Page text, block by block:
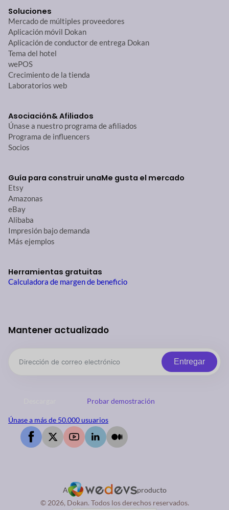
Soluciones
Mercado de múltiples proveedores
Aplicación móvil Dokan
Aplicación de conductor de entrega Dokan
Tema del hotel
wePOS
Crecimiento de la tienda
Laboratorios web
Asociación& Afiliados
Únase a nuestro programa de afiliados
Programa de influencers
Socios
Guía para construir unaMe gusta el mercado
Etsy
Amazonas
eBay
Alibaba
Impresión bajo demanda
Más ejemplos
Herramientas gratuitas
Calculadora de margen de beneficio
Mantener actualizado
Entregar
Probar demostración
Únase a más de 50.000 usuarios
A
producto
© 2026, Dokan. Todos los derechos reservados.